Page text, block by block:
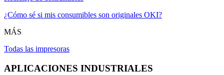
¿Cómo sé si mis consumibles son originales OKI?
MÁS
Todas las impresoras
APLICACIONES INDUSTRIALES